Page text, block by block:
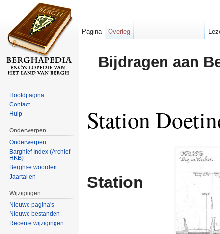
Bijdragen aan
Station
Station
Pagina Overleg
Hoofdpagina
Contact
Hulp
Onderwerpen
Onderwerpen
Barghief Index (Archief
HKB)
Berghse woorden
Jaartallen
Wijzigingen
Nieuwe pagina's
Nieuwe bestanden
Recente wijzigingen